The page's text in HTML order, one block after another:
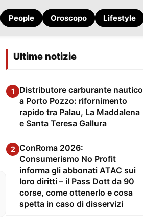
People Oroscopo Lifestyle
Ultime notizie
1
Distributore carburante nautico
a Porto Pozzo: rifornimento
rapido tra Palau, La Maddalena
e Santa Teresa Gallura
2 ConRoma 2026:
Consumerismo No Profit
informa gli abbonati ATAC sui
loro diritti – il Pass Dott da 90
corse, come ottenerlo e cosa
spetta in caso di disservizi